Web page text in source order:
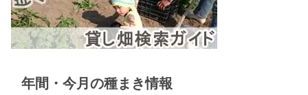
年間・今月の種まき情報